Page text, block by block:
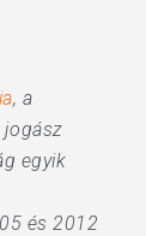
, a
jogász
egyik
és 2012